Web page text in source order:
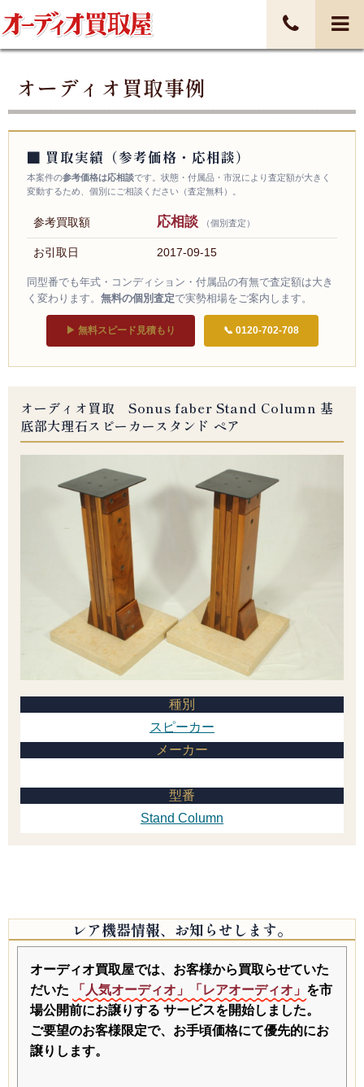
オーディオ買取事例
■ 買取実績（参考価格・応相談）
本案件の参考価格は応相談です。状態・付属品・市況により査定額が大きく
変動するため、個別にご相談ください（査定無料）。
参考買取額 応相談 （個別査定）
お引取日 2017-09-15
同型番でも年式・コンディション・付属品の有無で査定額は大き
く変わります。 無料の個別査定で実勢相場をご案内します。
▶ 無料スピード見積もり 📞 0120-702-708
オーディオ買取 Sonus faber Stand Column 基
底部大理石スピーカースタンド ペア
種別
スピーカー
メーカー
型番
Stand Column
レア機器情報、お知らせします。
オーディオ買取屋では、お客様から買取らせていた
だいた
「人気オーディオ」「レアオーディオ」 を市
場公開前にお譲りする サービスを開始しました。
ご要望のお客様限定で、お手頃価格にて優先的にお
譲りします。